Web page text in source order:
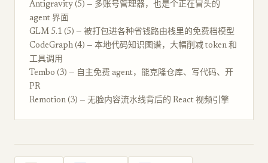
Antigravity (5) — 多账号管理器，也是个正在冒头的
agent 界面
GLM 5.1 (5) — 被打包进各种省钱路由栈里的免费档模型
CodeGraph (4) — 本地代码知识图谱，大幅削减 token 和
工具调用
Tembo (3) — 自主免费 agent，能克隆仓库、写代码、开
PR
Remotion (3) — 无脸内容流水线背后的 React 视频引擎